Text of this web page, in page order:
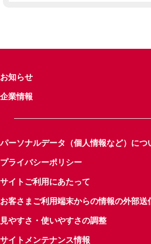
お知らせ
企業情報
パーソナルデータ（個人情報など）につ
プライバシーポリシー
サイトご利用にあたって
お客さまご利用端末からの情報の外部送
見やすさ・使いやすさの調整
サイトメンテナンス情報